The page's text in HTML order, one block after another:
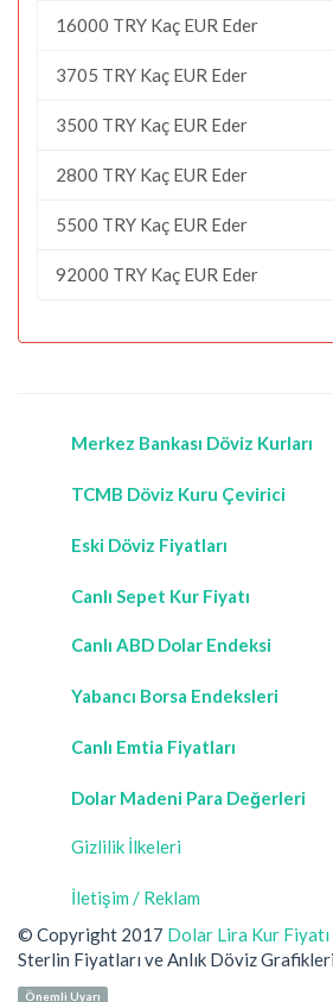
16000 TRY Kaç EUR Eder
3705 TRY Kaç EUR Eder
3500 TRY Kaç EUR Eder
2800 TRY Kaç EUR Eder
5500 TRY Kaç EUR Eder
92000 TRY Kaç EUR Eder
Merkez Bankası Döviz Kurları
TCMB Döviz Kuru Çevirici
Eski Döviz Fiyatları
Canlı Sepet Kur Fiyatı
Canlı ABD Dolar Endeksi
Yabancı Borsa Endeksleri
Canlı Emtia Fiyatları
Dolar Madeni Para Değerleri
Gizlilik İlkeleri
İletişim / Reklam
© Copyright 2017 Dolar Lira Kur Fiyatı
Sterlin Fiyatları ve Anlık Döviz Grafikleri
Önemli Uyarı